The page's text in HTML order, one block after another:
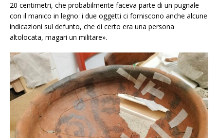
20 centimetri, che probabilmente faceva parte di un pugnale
con il manico in legno: i due oggetti ci forniscono anche alcune
indicazioni sul defunto, che di certo era una persona
altolocata, magari un militare».